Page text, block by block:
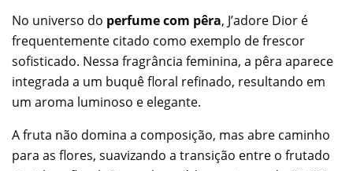
No universo do perfume com pêra, J’adore Dior é
frequentemente citado como exemplo de frescor
sofisticado. Nessa fragrância feminina, a pêra aparece
integrada a um buquê floral refinado, resultando em
um aroma luminoso e elegante.
A fruta não domina a composição, mas abre caminho
para as flores, suavizando a transição entre o frutado